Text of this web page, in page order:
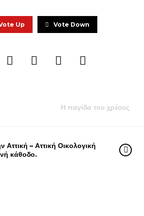
Up Vote Down
Η παγίδα του χρέους
Αττική – Αττική Οικολογική
κάθοδο.